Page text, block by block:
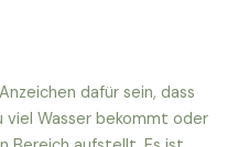
dafür sein, dass
viel Wasser bekommt oder